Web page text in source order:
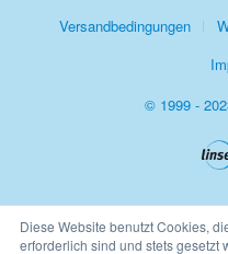
Versandbedingungen
© 1999 -
Diese Website benutzt Cookies,
erforderlich sind und stets gesetzt